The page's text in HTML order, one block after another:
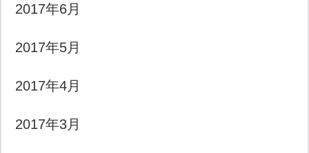
2017年6月
2017年5月
2017年4月
2017年3月